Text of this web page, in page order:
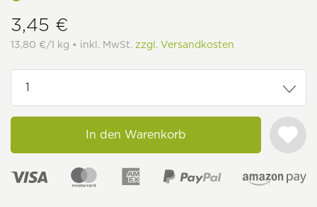
3,45 €
13,80 €/1 kg • inkl. MwSt. zzgl. Versandkosten
In den Warenkorb